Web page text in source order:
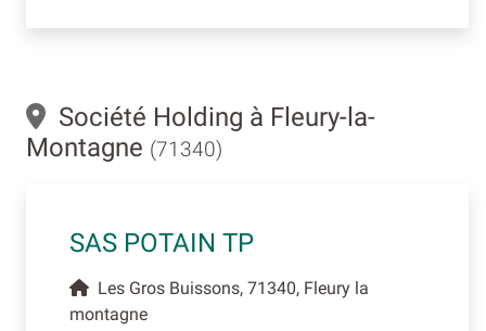
Société Holding à Fleury-la-
Montagne (71340)
SAS POTAIN TP
Les Gros Buissons, 71340, Fleury la
montagne